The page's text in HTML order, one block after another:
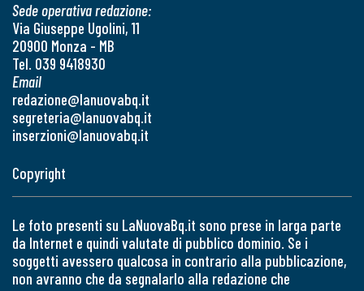
Sede operativa redazione:
Via Giuseppe Ugolini, 11
20900 Monza - MB
Tel. 039 9418930
Email
redazione@lanuovabq.it
segreteria@lanuovabq.it
inserzioni@lanuovabq.it
Copyright
Le foto presenti su LaNuovaBq.it sono prese in larga parte
da Internet e quindi valutate di pubblico dominio. Se i
soggetti avessero qualcosa in contrario alla pubblicazione,
non avranno che da segnalarlo alla redazione che